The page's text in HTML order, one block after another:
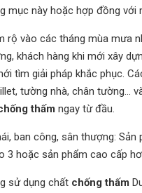
mục này hoặc hợp đồng
rộ vào các tháng mùa mưa
khách hàng khi mới xây
tìm giải pháp khắc phục.
tường nhà, chân tường…
thấm ngay từ đầu.
ban công, sân thượng:
3 hoặc sản phẩm cao cấp
sử dụng chất chống thấm